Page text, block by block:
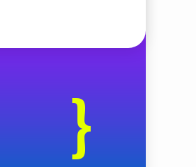
}